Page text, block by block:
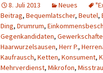
8. Juli 2013 Neues
Beitrag, Bequemlatscher, Beutel,
Ding, Drumrum,
Gegenkandidaten,
Haarwurzelsausen, Herr P.,
Kaufrausch, Ketten, Konsument,
Mehrverdienst, Mikrofon,